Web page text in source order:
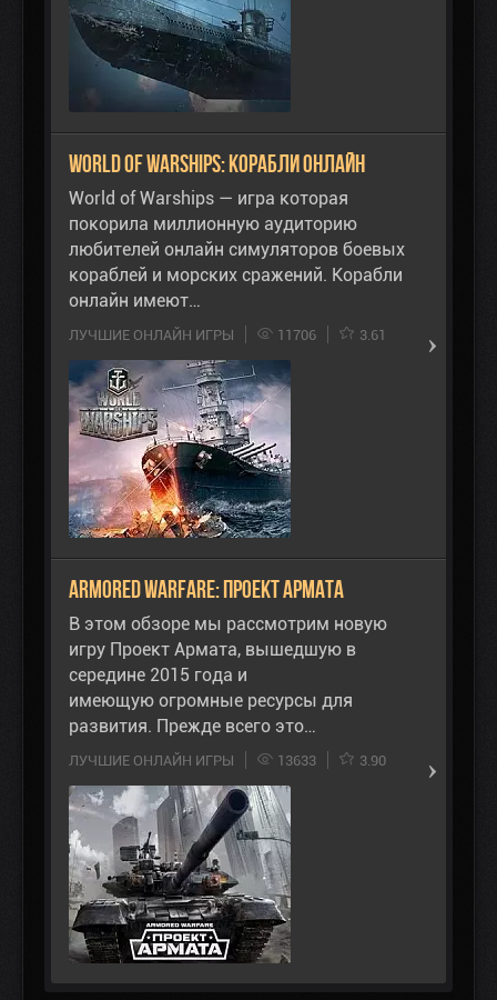
World of Warships: Корабли Онлайн
World of Warships — игра которая
покорила миллионную аудиторию
любителей онлайн симуляторов боевых
кораблей и морских сражений. Корабли
онлайн имеют…
ЛУЧШИЕ ОНЛАЙН ИГРЫ 11706 3.61
Armored Warfare: Проект Армата
В этом обзоре мы рассмотрим новую
игру Проект Армата, вышедшую в
середине 2015 года и
имеющую огромные ресурсы для
развития. Прежде всего это…
ЛУЧШИЕ ОНЛАЙН ИГРЫ 13633 3.90